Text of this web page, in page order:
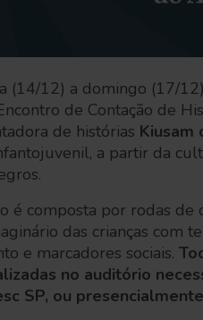
(14/12) a domingo (17/
de Contação de
de histórias Kiusam
a partir da
é composta por rodas de
das crianças com
e marcadores sociais.
no auditório
SP, ou